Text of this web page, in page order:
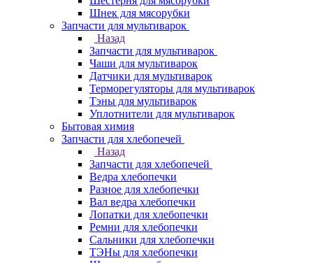
Шнек для мясорубки
Запчасти для мультиварок
Назад
Запчасти для мультиварок
Чаши для мультиварок
Датчики для мультиварок
Терморегуляторы для мультиварок
Тэны для мультиварок
Уплотнители для мультиварок
Бытовая химия
Запчасти для хлебопечей
Назад
Запчасти для хлебопечей
Ведра хлебопечки
Разное для хлебопечки
Вал ведра хлебопечки
Лопатки для хлебопечки
Ремни для хлебопечки
Сальники для хлебопечки
ТЭНы для хлебопечки